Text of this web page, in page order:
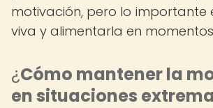
motivación, pero lo importante
viva y alimentarla en
¿Cómo mantener la
en situaciones